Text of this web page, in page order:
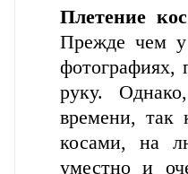
Плетение кос
Прежде чем у
фотографиях,
руку.
времени, так
косами, на
уместно и